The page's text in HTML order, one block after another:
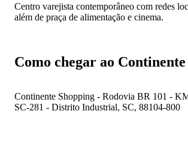
Centro varejista contemporâneo com redes
além de praça de alimentação e cinema.
Como chegar ao
Continente Shopping - Rodovia BR 101 -
SC-281 - Distrito Industrial, SC, 88104-800